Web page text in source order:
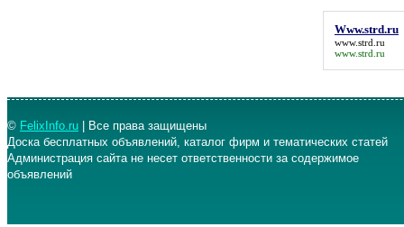
Www.strd.ru
www.strd.ru
www.strd.ru
© FelixInfo.ru | Все права защищены
Доска бесплатных объявлений, каталог фирм и тематических статей
Администрация сайта не несет ответственности за содержимое
объявлений